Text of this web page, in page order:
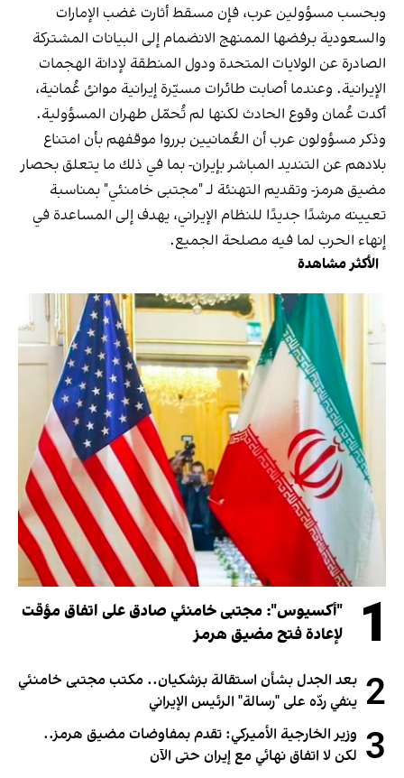
وبحسب مسؤولين عرب، فإن مسقط أثارت غضب الإمارات
والسعودية برفضها الممنهج الانضمام إلى البيانات المشتركة
الصادرة عن الولايات المتحدة ودول المنطقة لإدانة الهجمات
الإيرانية. وعندما أصابت طائرات مسيّرة إيرانية موانئ عُمانية،
أكدت عُمان وقوع الحادث لكنها لم تُحمّل طهران المسؤولية.
وذكر مسؤولون عرب أن العُمانيين برروا موقفهم بأن امتناع
بلادهم عن التنديد المباشر بإيران- بما في ذلك ما يتعلق بحصار
مضيق هرمز- وتقديم التهنئة لـ "مجتبى خامنئي" بمناسبة
تعيينه مرشدًا جديدًا للنظام الإيراني، يهدف إلى المساعدة في
إنهاء الحرب لما فيه مصلحة الجميع.
الأكثر مشاهدة
1
"أكسيوس": مجتبى خامنئي صادق على اتفاق مؤقت
لإعادة فتح مضيق هرمز
2 بعد الجدل بشأن استقالة بزشكيان.. مكتب مجتبى خامنئي
ينفي ردّه على "رسالة" الرئيس الإيراني
3 وزير الخارجية الأميركي: تقدم بمفاوضات مضيق هرمز..
لكن لا اتفاق نهائي مع إيران حتى الآن